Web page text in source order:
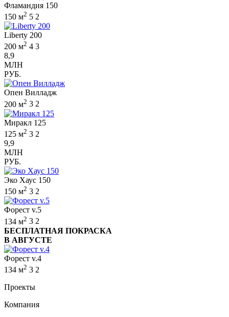
Фламандия 150
150 м2 5 2
Liberty 200
200 м2 4 3
8,9
МЛН
РУБ.
Опен Вилладж
200 м2 3 2
Миракл 125
125 м2 3 2
9,9
МЛН
РУБ.
Эко Хаус 150
150 м2 3 2
Форест v.5
134 м2 3 2
БЕСПЛАТНАЯ ПОКРАСКА
В АВГУСТЕ
Форест v.4
134 м2 3 2
Проекты
Компания